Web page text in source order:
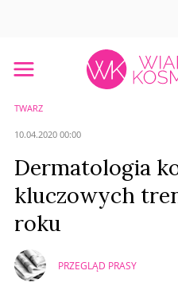
TWARZ
10.04.2020 00:00
Dermatologia
kluczowych
roku
PRZEGLĄD PRASY